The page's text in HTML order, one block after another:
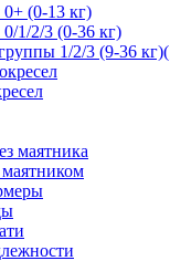
(0-13 кг)
1/2/3 (0-36 кг)
1/2/3 (9-36
маятника
маятником